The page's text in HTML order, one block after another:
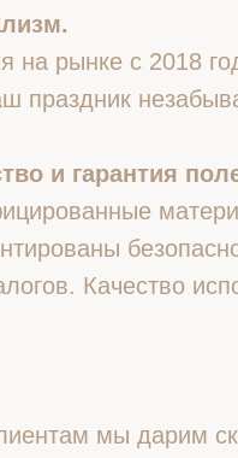
на рынке с 2018
праздник
и гарантия
Качество
мы дарим